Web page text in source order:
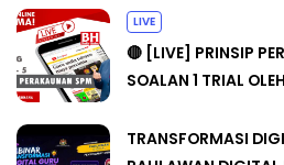
LIVE
🔴 [LIVE] PRINSIP
SOALAN 1 TRIAL
TRANSFORMASI